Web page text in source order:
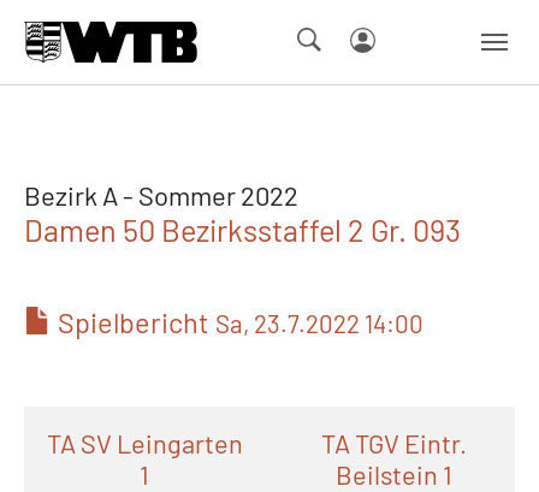
Bezirk A - Sommer 2022
Damen 50 Bezirksstaffel 2 Gr. 093
Spielbericht Sa, 23.7.2022 14:00
TA SV Leingarten
1
TA TGV Eintr.
Beilstein 1